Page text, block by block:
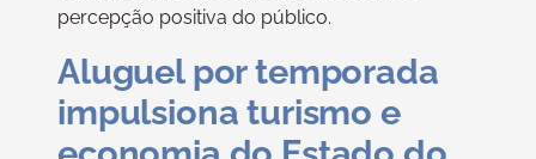
percepção positiva do público.
Aluguel por temporada
impulsiona turismo e